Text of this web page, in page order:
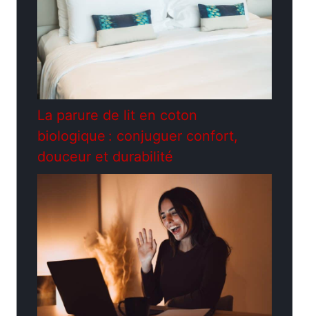
La parure de lit en coton
biologique : conjuguer confort,
douceur et durabilité